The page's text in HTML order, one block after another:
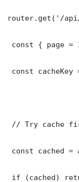
router.get('/
const { page
const
// Try cache
const cached =
if (cached)